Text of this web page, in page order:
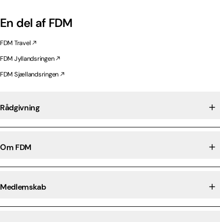
En del af FDM
FDM Travel
FDM Jyllandsringen
FDM Sjællandsringen
Rådgivning
Om FDM
Medlemskab